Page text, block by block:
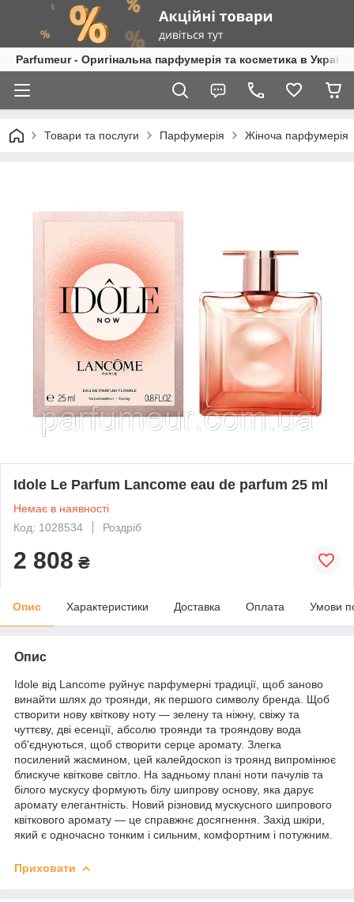
Parfumeur - Оригінальна парфумерія та косметика в Україні
Товари та послуги Парфумерія Жіноча парфумерія
Idole Le Parfum Lancome eau de parfum 25 ml
Немає в наявності
Код: 1028534
Роздріб
2 808 ₴
Опис Характеристики Доставка Оплата Умови
Опис
Idole від Lancome руйнує парфумерні традиції, щоб заново
винайти шлях до троянди, як першого символу бренда. Щоб
створити нову квіткову ноту — зелену та ніжну, свіжу та
чуттєву, дві есенції, абсолю троянди та трояндову вода
об'єднуються, щоб створити серце аромату. Злегка
посилений жасмином, цей калейдоскоп із троянд випромінює
блискуче квіткове світло. На задньому плані ноти пачулів та
білого мускусу формують білу шипрову основу, яка дарує
аромату елегантність. Новий різновид мускусного шипрового
квіткового аромату — це справжнє досягнення. Захід шкіри,
який є одночасно тонким і сильним, комфортним і потужним.
Приховати